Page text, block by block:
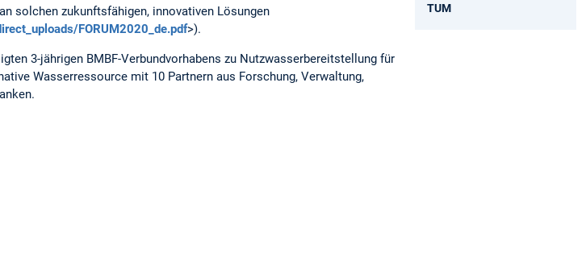
solchen zukunftsfähigen, innovativen Lösungen
FORUM2020_de.pdf>).
3-jährigen BMBF-Verbundvorhabens zu Nutzwasserbereitstellung für
Wasserressource mit 10 Partnern aus Forschung, Verwaltung,
TUM